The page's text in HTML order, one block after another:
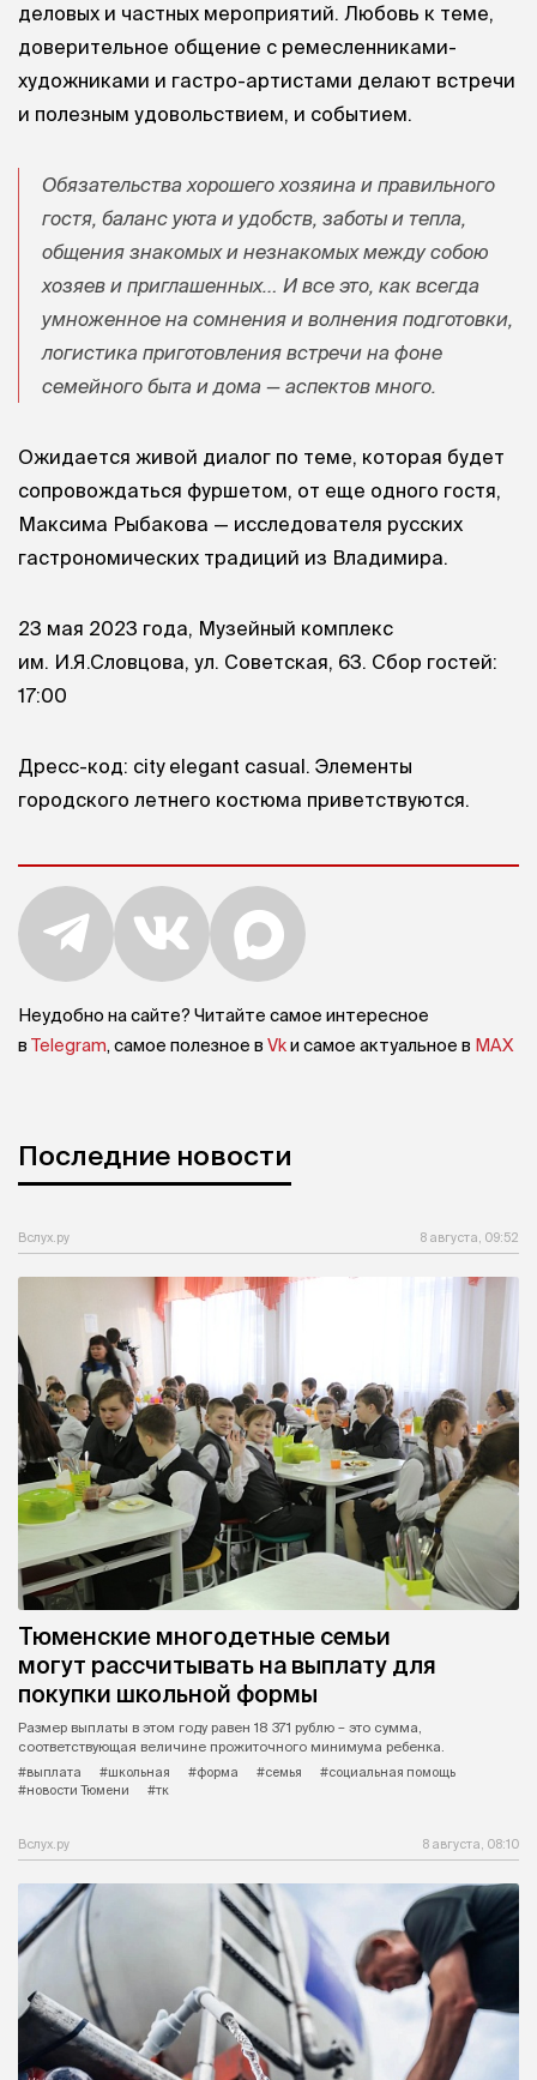
деловых и частных мероприятий. Любовь к теме,
доверительное общение с ремесленниками-
художниками и гастро-артистами делают встречи
и полезным удовольствием, и событием.
Обязательства хорошего хозяина и правильного
гостя, баланс уюта и удобств, заботы и тепла,
общения знакомых и незнакомых между собою
хозяев и приглашенных… И все это, как всегда
умноженное на сомнения и волнения подготовки,
логистика приготовления встречи на фоне
семейного быта и дома — аспектов много.
Ожидается живой диалог по теме, которая будет
сопровождаться фуршетом, от еще одного гостя,
Максима Рыбакова — исследователя русских
гастрономических традиций из Владимира.
23 мая 2023 года, Музейный комплекс
им. И.Я.Словцова, ул. Советская, 63. Сбор гостей:
17:00
Дресс-код: city elegant casual. Элементы
городского летнего костюма приветствуются.
Неудобно на сайте? Читайте самое интересное
в Telegram, самое полезное в Vkи самое актуальное в MAX
Последние новости
Вслух.ру 8 августа, 09:52
Тюменские многодетные семьи
могут рассчитывать на выплату для
покупки школьной формы
Размер выплаты в этом году равен 18 371 рублю – это сумма,
соответствующая величине прожиточного минимума ребенка.
#выплата
#школьная #форма #семья
#социальная помощь
#новости Тюмени
#тк
Вслух.ру 8 августа, 08:10